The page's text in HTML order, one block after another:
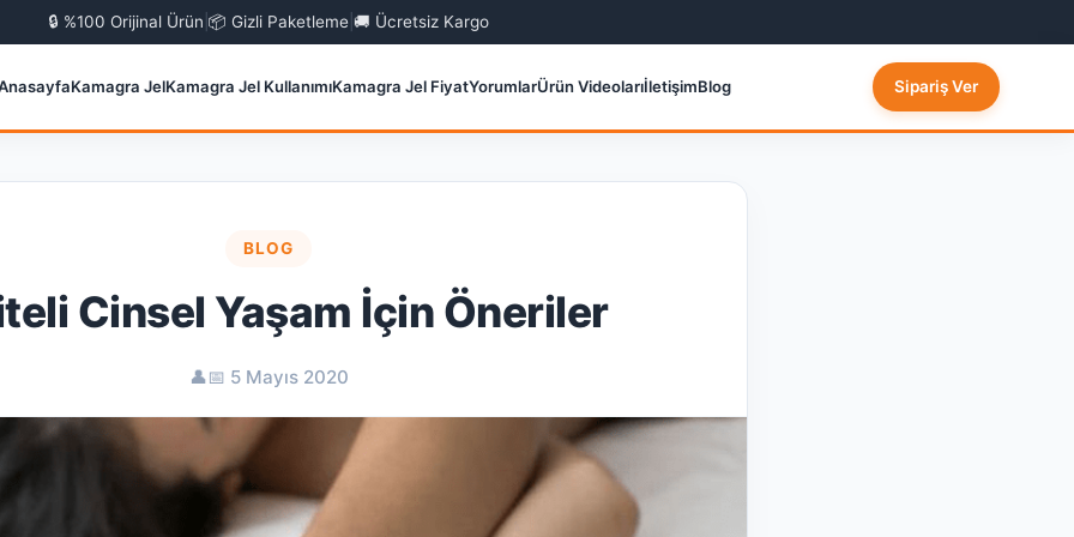
🔒 %100 Orijinal Ürün 📦 Gizli Paketleme 🚚 Ücretsiz Kargo
Kamagra JelKamagra Jel KullanımıKamagra Jel FiyatYorumlarÜrün VideolarıİletişimBlog Sipariş Ver
BLOG
Cinsel Yaşam İçin Öneriler
👤📅 5 Mayıs 2020